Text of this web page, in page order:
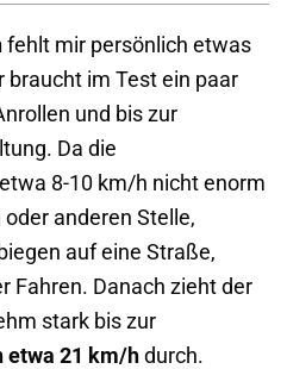
fehlt mir persönlich etwas
braucht im Test ein paar
und bis zur
Da die
8-10 km/h nicht enorm
anderen Stelle,
auf eine Straße,
Fahren. Danach zieht der
stark bis zur
etwa 21 km/h durch.